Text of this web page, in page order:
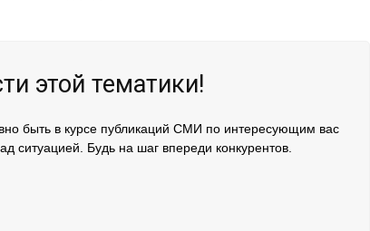
этой тематики!
быть в курсе публикаций СМИ по интересующим вас
ситуацией. Будь на шаг впереди конкурентов.